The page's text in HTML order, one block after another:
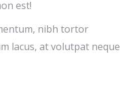
est!
nibh tortor
lacus, at volutpat neque